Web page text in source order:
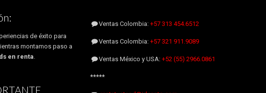
de éxito para
montamos paso a
en renta.
Ventas Colombia:+57 313 454.6512
Ventas Colombia:+57 321 911.9089
Ventas México y USA:+52 (55) 2966.0861
*****